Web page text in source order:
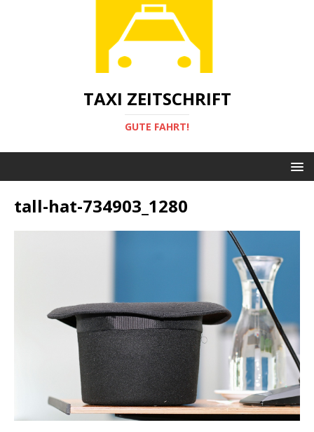
TAXI ZEITSCHRIFT
GUTE FAHRT!
tall-hat-734903_1280